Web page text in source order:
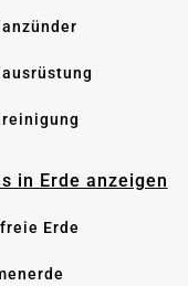
in Erde anzeigen
Erde